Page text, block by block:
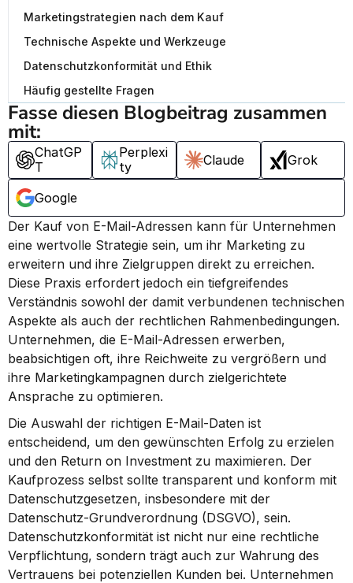
Marketingstrategien nach dem Kauf
Technische Aspekte und Werkzeuge
Datenschutzkonformität und Ethik
Häufig gestellte Fragen
Fasse diesen Blogbeitrag zusammen
mit:
ChatGP
T
Perplexi
ty
Claude Grok
Google
Der Kauf von E-Mail-Adressen kann für Unternehmen
eine wertvolle Strategie sein, um ihr Marketing zu
erweitern und ihre Zielgruppen direkt zu erreichen.
Diese Praxis erfordert jedoch ein tiefgreifendes
Verständnis sowohl der damit verbundenen technischen
Aspekte als auch der rechtlichen Rahmenbedingungen.
Unternehmen, die E-Mail-Adressen erwerben,
beabsichtigen oft, ihre Reichweite zu vergrößern und
ihre Marketingkampagnen durch zielgerichtete
Ansprache zu optimieren.
Die Auswahl der richtigen E-Mail-Daten ist
entscheidend, um den gewünschten Erfolg zu erzielen
und den Return on Investment zu maximieren. Der
Kaufprozess selbst sollte transparent und konform mit
Datenschutzgesetzen, insbesondere mit der
Datenschutz-Grundverordnung (DSGVO), sein.
Datenschutzkonformität ist nicht nur eine rechtliche
Verpflichtung, sondern trägt auch zur Wahrung des
Vertrauens bei potenziellen Kunden bei. Unternehmen